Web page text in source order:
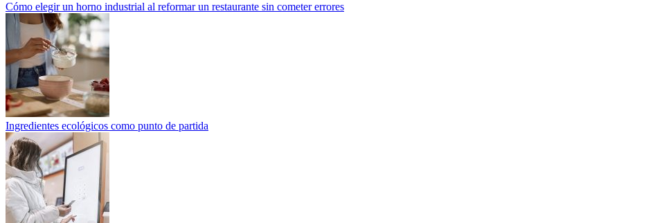
Cómo elegir un horno industrial al reformar un restaurante sin cometer errores
Ingredientes ecológicos como punto de partida